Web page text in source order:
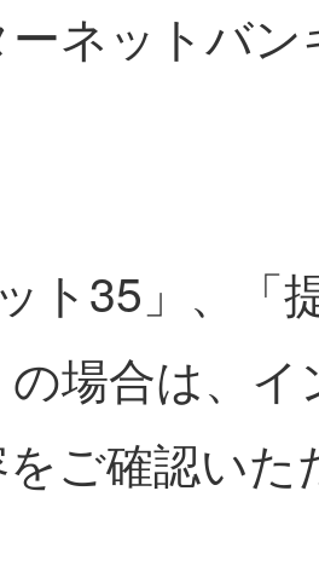
ネットバン
ット35」、
場合は、
ご確認い